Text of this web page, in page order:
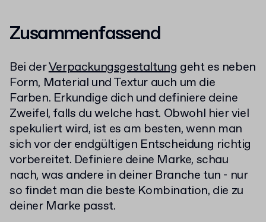
Zusammenfassend
Bei derVerpackungsgestaltung geht es neben
Form, Material und Textur auch um die
Farben. Erkundige dich und definiere deine
Zweifel, falls du welche hast. Obwohl hier viel
spekuliert wird, ist es am besten, wenn man
sich vor der endgültigen Entscheidung richtig
vorbereitet. Definiere deine Marke, schau
nach, was andere in deiner Branche tun - nur
so findet man die beste Kombination, die zu
deiner Marke passt.